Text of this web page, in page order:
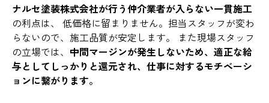
ナルセ塗装株式会社が行う仲介業者が入らない一貫施工
の利点は、 低価格に留まりません。担当スタッフが変わ
らないので、施工品質が安定します。 また現場スタッフ
の立場では、 中間マージンが発生しないため、適正な給
与としてしっかりと還元され、仕事に対するモチベーシ
ョンに繋がります。